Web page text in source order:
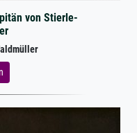
von Stierle-